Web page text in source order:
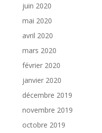
juin 2020
mai 2020
avril 2020
mars 2020
février 2020
janvier 2020
décembre 2019
novembre 2019
octobre 2019